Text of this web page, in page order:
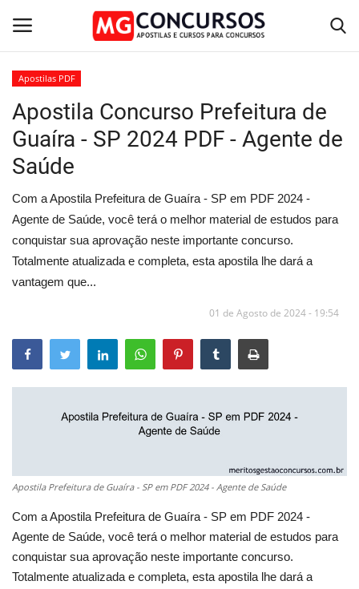
Home
Apostilas PDF
Apostila Impressa
Cursos Online
Apostilas PDF
Apostila Concurso Prefeitura de
Guaíra - SP 2024 PDF - Agente de
Saúde
Com a Apostila Prefeitura de Guaíra - SP em PDF 2024 -
Agente de Saúde, você terá o melhor material de estudos para
conquistar sua aprovação neste importante concurso.
Totalmente atualizada e completa, esta apostila lhe dará a
vantagem que...
01 de Agosto de 2024 - 19:54
Apostila Prefeitura de Guaíra - SP em PDF 2024 - Agente de Saúde
Com a Apostila Prefeitura de Guaíra - SP em PDF 2024 -
Agente de Saúde, você terá o melhor material de estudos para
conquistar sua aprovação neste importante concurso.
Totalmente atualizada e completa, esta apostila lhe dará a